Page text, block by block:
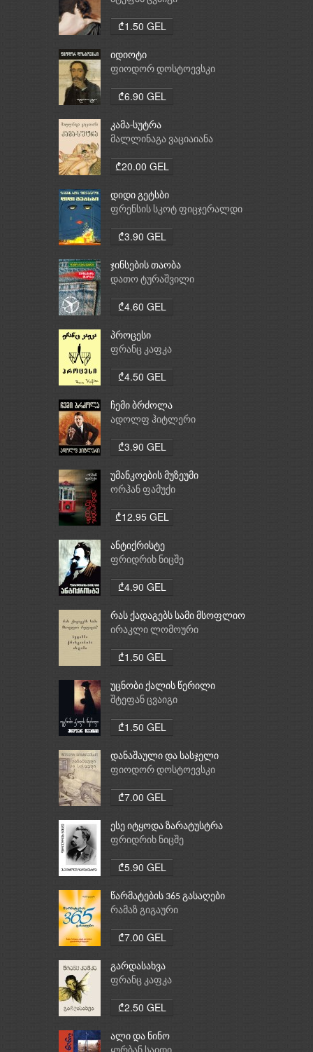
₾1.50 GEL
იდიოტი
ფიოდორ დოსტოევსკი
₾6.90 GEL
კამა-სუტრა
მალლინაგა ვაციაიანა
₾20.00 GEL
დიდი გეტსბი
ფრენსის სკოტ ფიცჯერალდი
₾3.90 GEL
ჯინსების თაობა
დათო ტურაშვილი
₾4.60 GEL
პროცესი
ფრანც კაფკა
₾4.50 GEL
ჩემი ბრძოლა
ადოლფ ჰიტლერი
₾3.90 GEL
უმანკოების მუზეუმი
ორჰან ფამუქი
₾12.95 GEL
ანტიქრისტე
ფრიდრიხ ნიცშე
₾4.90 GEL
რას ქადაგებს სამი მსოფლიო
რელიგია: ბუდიზმი,
ირაკლი ლომოური
₾1.50 GEL
უცნობი ქალის წერილი
შტეფან ცვაიგი
₾1.50 GEL
დანაშაული და სასჯელი
ფიოდორ დოსტოევსკი
₾7.00 GEL
ესე იტყოდა ზარატუსტრა
ფრიდრიხ ნიცშე
₾5.90 GEL
წარმატების 365 გასაღები
რამაზ გიგაური
₾7.00 GEL
გარდასახვა
ფრანც კაფკა
₾2.50 GEL
ალი და ნინო